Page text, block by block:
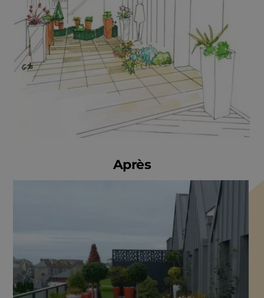
Après